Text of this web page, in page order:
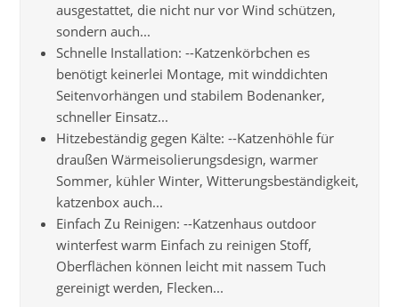
ausgestattet, die nicht nur vor Wind schützen,
sondern auch...
Schnelle Installation: --Katzenkörbchen es
benötigt keinerlei Montage, mit winddichten
Seitenvorhängen und stabilem Bodenanker,
schneller Einsatz...
Hitzebeständig gegen Kälte: --Katzenhöhle für
draußen Wärmeisolierungsdesign, warmer
Sommer, kühler Winter, Witterungsbeständigkeit,
katzenbox auch...
Einfach Zu Reinigen: --Katzenhaus outdoor
winterfest warm Einfach zu reinigen Stoff,
Oberflächen können leicht mit nassem Tuch
gereinigt werden, Flecken...